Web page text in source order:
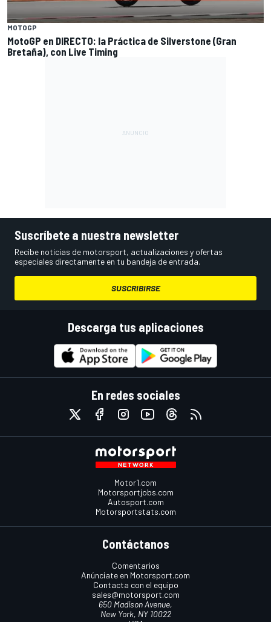
MOTOGP
MotoGP en DIRECTO: la Práctica de Silverstone (Gran
Bretaña), con Live Timing
Suscríbete a nuestra newsletter
Recibe noticias de motorsport, actualizaciones y ofertas
especiales directamente en tu bandeja de entrada.
SUSCRIBIRSE
Descarga tus aplicaciones
En redes sociales
Motor1.com
Motorsportjobs.com
Autosport.com
Motorsportstats.com
Contáctanos
Comentarios
Anúnciate en Motorsport.com
Contacta con el equipo
sales@motorsport.com
650 Madison Avenue,
New York, NY 10022